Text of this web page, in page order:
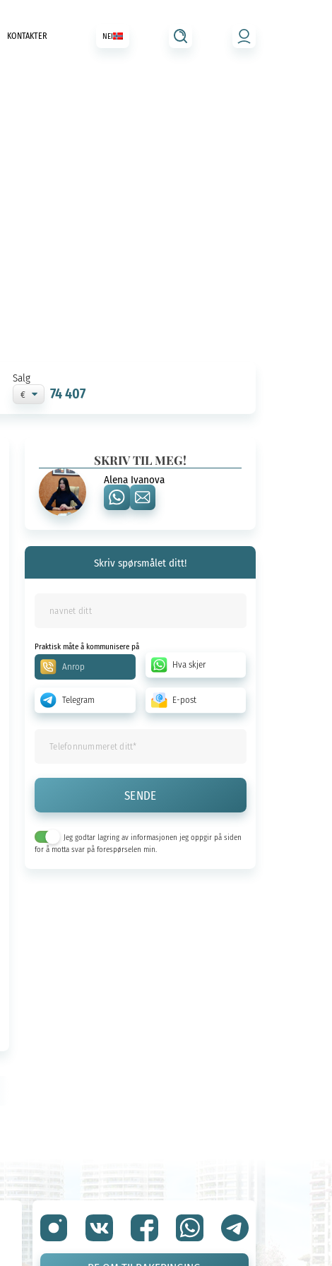
KONTAKTER NEI
Salg
74 407
SKRIV TIL MEG!
Alena Ivanova
Skriv spørsmålet ditt!
Praktisk måte å kommunisere på
Anrop Hva skjer
Telegram E-post
Jeg godtar lagring av informasjonen jeg oppgir på siden
for å motta svar på forespørselen min.